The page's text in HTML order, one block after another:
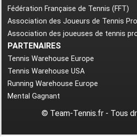
Fédération Française de Tennis (FFT)
Association des Joueurs de Tennis
Association des joueuses de tennis
PARTENAIRES
Tennis Warehouse Europe
Tennis Warehouse USA
Running Warehouse Europe
Mental Gagnant
© Team-Tennis.fr - Tous